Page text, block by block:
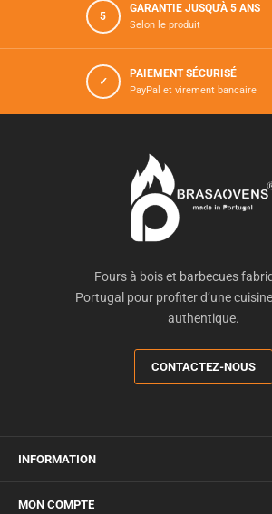
5
GARANTIE JUSQU'À 5 ANS
Selon le produit
✓
PAIEMENT SÉCURISÉ
PayPal et virement bancaire
Fours à bois et barbecues
Portugal pour profiter d’une
authentique.
CONTACTEZ-NOUS
INFORMATION
MON COMPTE